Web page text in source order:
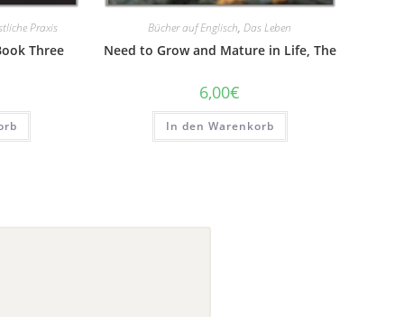
Praxis
Three
Bücher auf Englisch,Das Leben
Need to Grow and Mature in Life, The
6,00€
In den Warenkorb